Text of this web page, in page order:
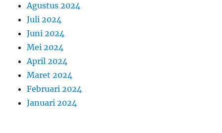
Agustus 2024
Juli 2024
Juni 2024
Mei 2024
April 2024
Maret 2024
Februari 2024
Januari 2024